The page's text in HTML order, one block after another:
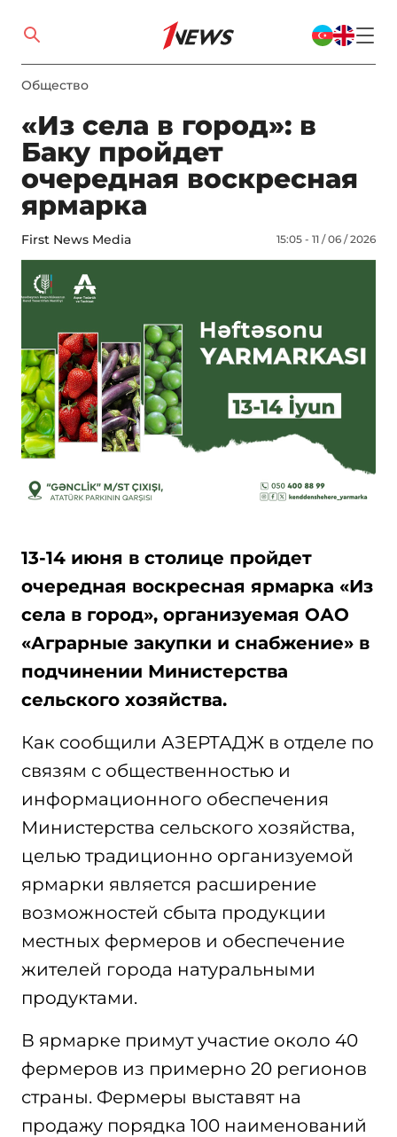
Общество
«Из села в город»: в
Баку пройдет
очередная воскресная
ярмарка
First News Media 15:05 - 11 / 06 / 2026
13-14 июня в столице пройдет
очередная воскресная ярмарка «Из
села в город», организуемая ОАО
«Аграрные закупки и снабжение» в
подчинении Министерства
сельского хозяйства.
Как сообщили АЗЕРТАДЖ в отделе по
связям с общественностью и
информационного обеспечения
Министерства сельского хозяйства,
целью традиционно организуемой
ярмарки является расширение
возможностей сбыта продукции
местных фермеров и обеспечение
жителей города натуральными
продуктами.
В ярмарке примут участие около 40
фермеров из примерно 20 регионов
страны. Фермеры выставят на
продажу порядка 100 наименований